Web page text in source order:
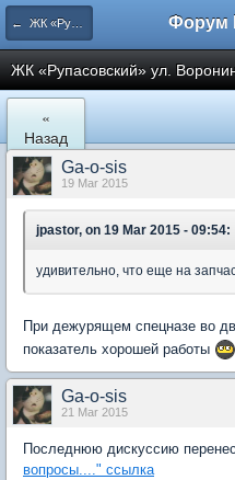
← ЖК «Рупасовский»
ЖК «Рупасовский» ул.
«
Назад
Ga-o-sis
19 Mar 2015
jpastor, on 19 Mar 2015 - 09:54:
удивительно, что еще на
При дежурящем спецназе во
показатель хорошей работы
Ga-o-sis
21 Mar 2015
Последнюю дискуссию
вопросы...." ссылка